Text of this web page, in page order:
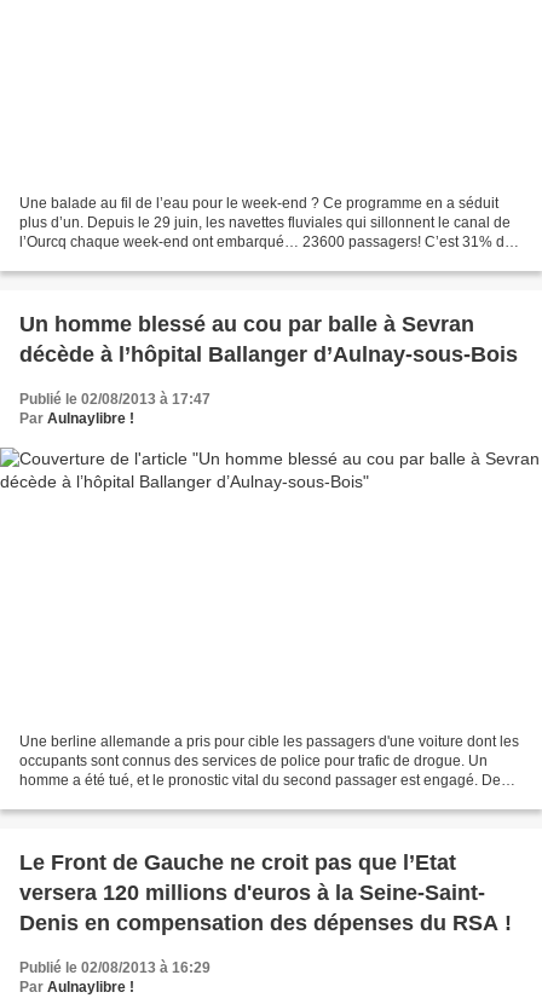
Une balade au fil de l’eau pour le week-end ? Ce programme en a séduit
plus d’un. Depuis le 29 juin, les navettes fluviales qui sillonnent le canal de
l’Ourcq chaque week-end ont embarqué… 23600 passagers! C’est 31% de
Un homme blessé au cou par balle à Sevran
décède à l’hôpital Ballanger d’Aulnay-sous-Bois
Publié le 02/08/2013 à 17:47
Par Aulnaylibre !
Une berline allemande a pris pour cible les passagers d'une voiture dont les
occupants sont connus des services de police pour trafic de drogue. Un
homme a été tué, et le pronostic vital du second passager est engagé. Deux
Le Front de Gauche ne croit pas que l’Etat
versera 120 millions d'euros à la Seine-Saint-
Denis en compensation des dépenses du RSA !
Publié le 02/08/2013 à 16:29
Par Aulnaylibre !